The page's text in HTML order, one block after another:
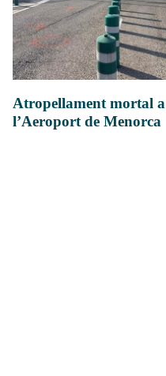
Atropellament mortal a
l’Aeroport de Menorca